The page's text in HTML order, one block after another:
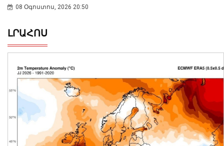
08 Օգոստոս, 2026 20:50
ԼՐԱՀՈՍ